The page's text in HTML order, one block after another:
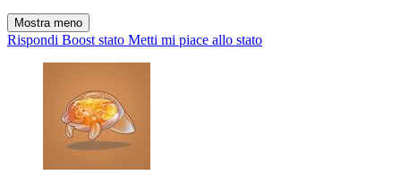
Mostra meno
Rispondi Boost stato Metti mi piace allo stato